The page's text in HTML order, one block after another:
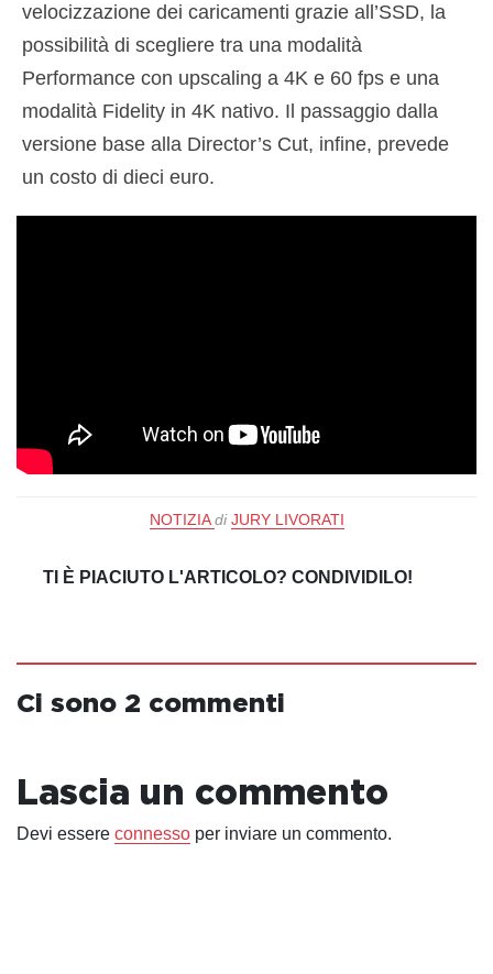
velocizzazione dei caricamenti grazie all’SSD, la
possibilità di scegliere tra una modalità
Performance con upscaling a 4K e 60 fps e una
modalità Fidelity in 4K nativo. Il passaggio dalla
versione base alla Director’s Cut, infine, prevede
un costo di dieci euro.
NOTIZIA di JURY LIVORATI
TI È PIACIUTO L'ARTICOLO? CONDIVIDILO!
Ci sono 2 commenti
Lascia un commento
Devi essere connesso per inviare un commento.